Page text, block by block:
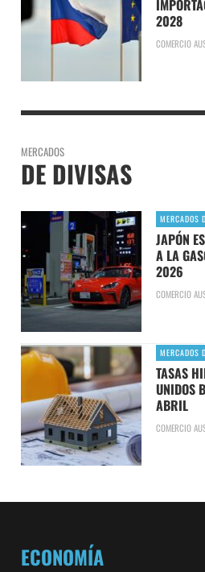
2028
COMERCIO
MERCADOS
DE DIVISAS
MERCADOS
JAPÓN
A LA
2026
COMERCIO
MERCADOS
TASAS
UNIDOS
ABRIL
COMERCIO
ECONOMÍA